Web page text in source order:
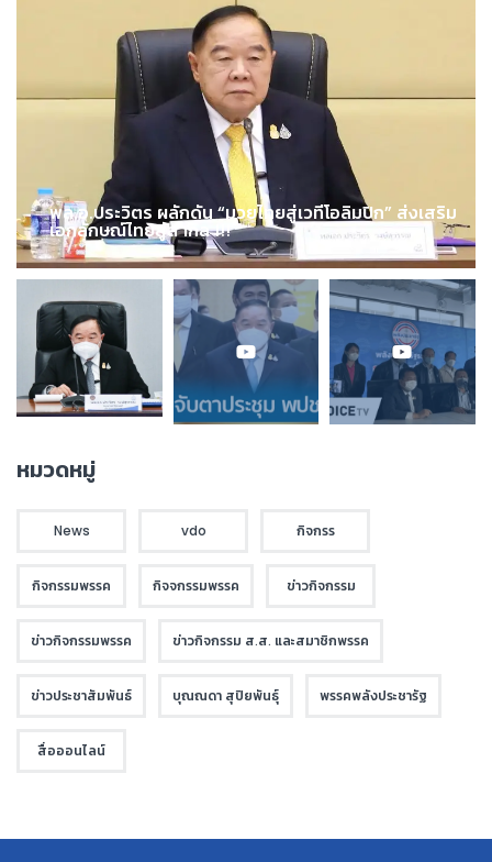
พล.อ.ประวิตร ผลักดัน “มวยไทยสู่เวทีโอลิมปิก” ส่งเสริม
เอกลักษณ์ไทยสู่สากล !!!
หมวดหมู่
News vdo กิจกรร
กิจกรรมพรรค กิจจกรรมพรรค ข่าวกิจกรรม
ข่าวกิจกรรมพรรค ข่าวกิจกรรม ส.ส. และสมาชิกพรรค
ข่าวประชาสัมพันธ์ บุณณดา สุปิยพันธุ์ พรรคพลังประชารัฐ
สื่อออนไลน์